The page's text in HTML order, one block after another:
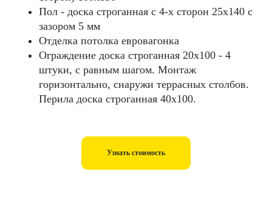
Пол - доска строганная с 4-х сторон 25х140 с
зазором 5 мм
Отделка потолка евровагонка
Ограждение доска строганная 20х100 - 4
штуки, с равным шагом. Монтаж
горизонтально, снаружи террасных столбов.
Перила доска строганная 40х100.
Узнать стоимость